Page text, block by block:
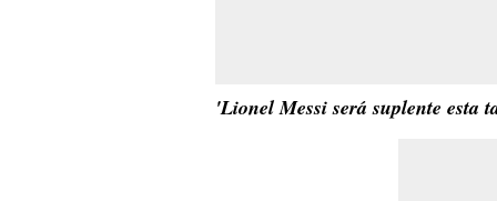
'Lionel Messi será suplente esta